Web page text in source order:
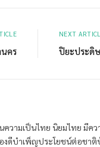
นคร
NEXT
ปิยะประดิ
ความเป็นไทย นิยมไทย มี
ำเพ็ญประโยชน์ต่อชาติบ้